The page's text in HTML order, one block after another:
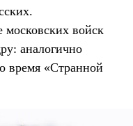
московских войск
аналогично
время «Странной